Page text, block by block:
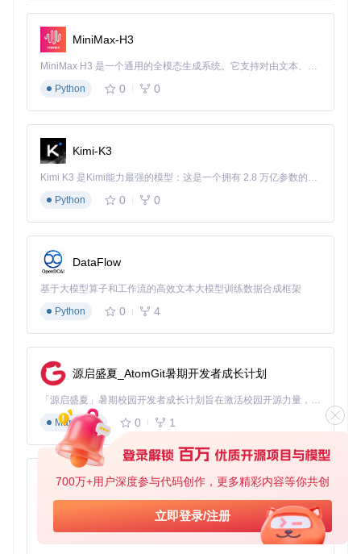
700万+用户深度参与代码创作，更多精彩内容等你共创
立即登录/注册
网络所需的数百万神经元。
视频解释：
能系统可以驾驶汽车！
论文：
y
代码：点击此处获取NCP代码
...更多论文详解（省略）
每一个项目都有其独特的技术和应用场景，无论是水下成像处
算机视觉技术在实际生活中的广泛应用。每个解决方案的特点
在于：
高精度：如YOLOv4的目标检测，能够在保证速度的同时提
供出色的准确性。
自我学习能力：PULSE和Image GPT可以通过探索潜在空
间自我学习，以提升图像质量和完成度。
低计算成本：NeRV则能在有限计算资源下创建完整三维场
景并调整光照。
MiniMax-H3
MiniMax H3 是一个通用的全模态生成系统。它支持对由文本、图像、视频和音频组成的多模态上下文进行统一理解，并能生成分辨率高达 2K、时长可达 15 秒的带原生立体声音频的视频。得益于面向任务泛化的系统设计，H3 在预训练阶段就已具备广泛的多模态上下文理解与生成能力，能够出色地执行复杂的多模态指令。
Python
0 0
Kimi-K3
Kimi K3 是Kimi能力最强的模型：这是一个拥有 2.8 万亿参数的混合专家（MoE）模型，具备原生视觉理解能力，并支持 100 万 token 的上下文窗口。
Python
0 0
DataFlow
基于大模型算子和工作流的高效文本大模型训练数据合成框架
Python
0 4
源启盛夏_AtomGit暑期开发者成长计划
「源启盛夏」暑期校园开发者成长计划旨在激活校园开源力量，通过积分激励、认证扶持、资源倾斜等形式，引导高校组织和开发者完成「入驻 — 建项目 — 做贡献 — 获认证 — 得资源」的完整闭环。无论你是想带领社团入驻平台的组织者，还是希望用代码贡献证明自己的开发者，都能在这里找到属于你的成长路径。
Markdown
0 1
py-xiaozhi
基于Python的Xiaozhi AI，适用于想要完整Xiaozhi体验而无需拥有专用硬件的用户。
Python
0 1